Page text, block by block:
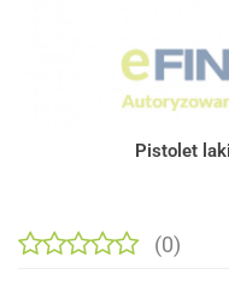
Pistolet
(0)